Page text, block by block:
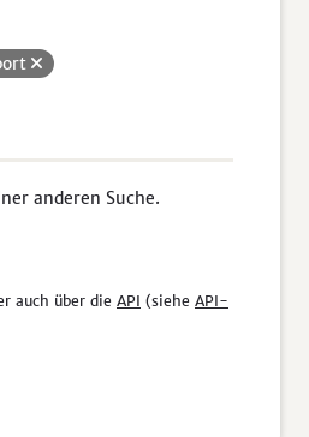
anderen Suche.
auch über die API (siehe API-